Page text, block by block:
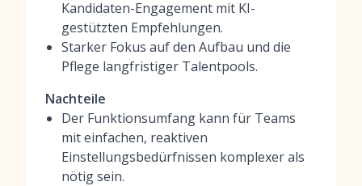
Kandidaten-Engagement mit KI-
gestützten Empfehlungen.
Starker Fokus auf den Aufbau und die
Pflege langfristiger Talentpools.
Nachteile
Der Funktionsumfang kann für Teams
mit einfachen, reaktiven
Einstellungsbedürfnissen komplexer als
nötig sein.